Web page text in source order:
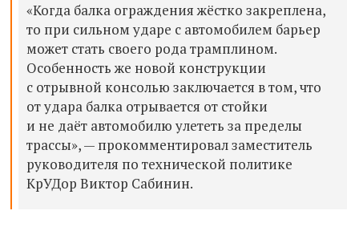
«Когда балка ограждения жёстко закреплена,
то при сильном ударе с автомобилем барьер
может стать своего рода трамплином.
Особенность же новой конструкции
с отрывной консолью заключается в том, что
от удара балка отрывается от стойки
и не даёт автомобилю улететь за пределы
трассы», — прокомментировал заместитель
руководителя по технической политике
КрУДор Виктор Сабинин.